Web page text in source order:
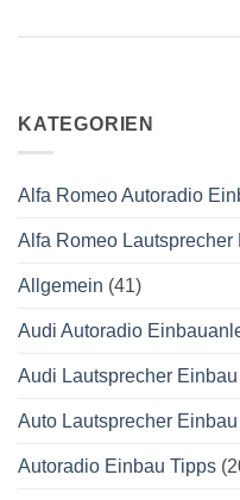
KATEGORIEN
Alfa Romeo Autoradio
Alfa Romeo Lautsprecher
Allgemein (41)
Audi Autoradio
Audi Lautsprecher Einbau
Auto Lautsprecher Einbau
Autoradio Einbau Tipps